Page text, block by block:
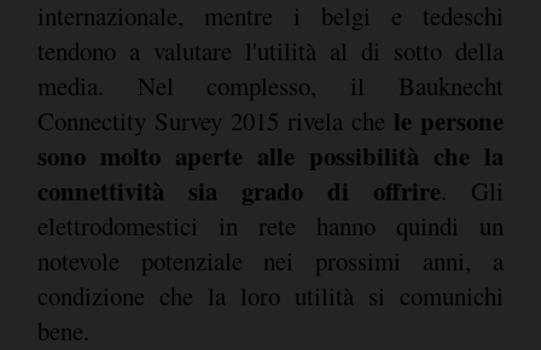
internazionale, mentre i belgi e tedeschi
tendono a valutare l'utilità al di sotto della
media. Nel complesso, il Bauknecht
Connectity Survey 2015 rivela che le persone
sono molto aperte alle possibilità che la
connettività sia grado di offrire. Gli
elettrodomestici in rete hanno quindi un
notevole potenziale nei prossimi anni, a
condizione che la loro utilità si comunichi
bene.